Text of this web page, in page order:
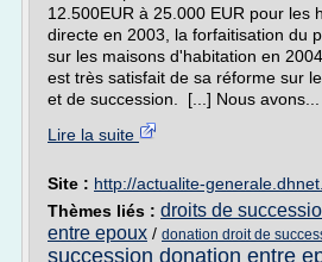
12.500EUR à 25.000 EUR pour les
directe en 2003, la forfaitisation du
sur les maisons d'habitation en
est très satisfait de sa réforme sur
et de succession. [...] Nous avons...
Lire la suite
Site : http://actualite-
Thèmes liés : droits de
entre epoux / donation droit de
succession donation entre